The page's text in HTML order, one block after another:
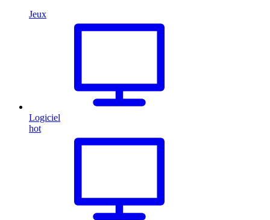
Jeux
Logiciel
hot